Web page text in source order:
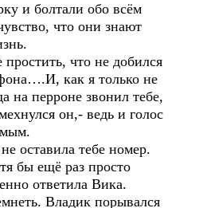
и болтали обо всём
что они знают
простить, что не добился
как я только не
на перроне звонил тебе,
он,- ведь и голос
оставила тебе номер.
бы ещё раз просто
ответила Вика.
Владик порывался